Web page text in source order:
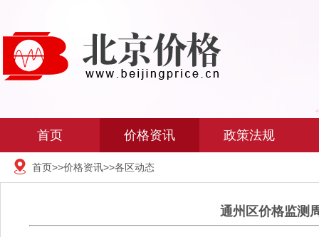
首页 价格资讯 政策法规
首页>>价格资讯>>各区动态
通州区价格监测